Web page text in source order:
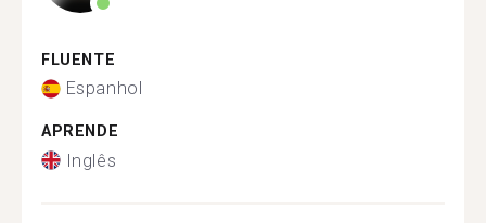
FLUENTE
Espanhol
APRENDE
Inglês